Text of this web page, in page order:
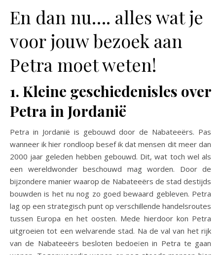
En dan nu…. alles wat je
voor jouw bezoek aan
Petra moet weten!
1. Kleine geschiedenisles over
Petra in Jordanië
Petra in Jordanië is gebouwd door de Nabateeërs. Pas
wanneer ik hier rondloop besef ik dat mensen dit meer dan
2000 jaar geleden hebben gebouwd. Dit, wat toch wel als
een wereldwonder beschouwd mag worden. Door de
bijzondere manier waarop de Nabateeërs de stad destijds
bouwden is het nu nog zo goed bewaard gebleven. Petra
lag op een strategisch punt op verschillende handelsroutes
tussen Europa en het oosten. Mede hierdoor kon Petra
uitgroeien tot een welvarende stad. Na de val van het rijk
van de Nabateeërs besloten bedoeïen in Petra te gaan